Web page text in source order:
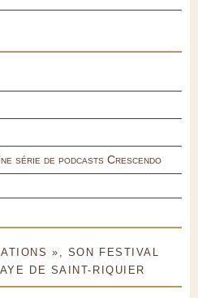
série de podcasts Crescendo
», SON FESTIVAL
DE SAINT-RIQUIER